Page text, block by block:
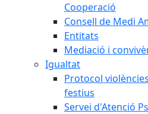
Cooperació
Consell de Medi
Entitats
Mediació i
Igualtat
Protocol
festius
Servei d'Atenció